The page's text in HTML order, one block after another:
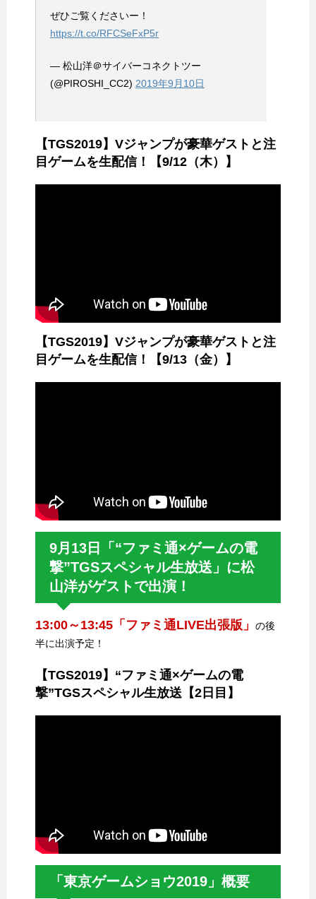
ぜひご覧くださいー！
https://t.co/RFCSeFxP5r
— 松山洋＠サイバーコネクトツー
(@PIROSHI_CC2) 2019年9月10日
【TGS2019】Vジャンプが豪華ゲストと注
目ゲームを生配信！【9/12（木）】
【TGS2019】Vジャンプが豪華ゲストと注
目ゲームを生配信！【9/13（金）】
9月13日「“ファミ通×ゲームの電
撃”TGSスペシャル生放送」に松
山洋がゲストで出演！
13:00～13:45「ファミ通LIVE出張版」
の後
半に出演予定！
【TGS2019】“ファミ通×ゲームの電
撃”TGSスペシャル生放送【2日目】
「東京ゲームショウ2019」概要